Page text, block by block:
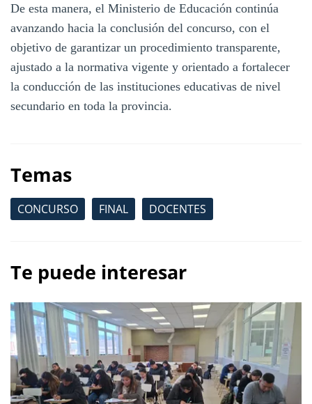
De esta manera, el Ministerio de Educación continúa
avanzando hacia la conclusión del concurso, con el
objetivo de garantizar un procedimiento transparente,
ajustado a la normativa vigente y orientado a fortalecer
la conducción de las instituciones educativas de nivel
secundario en toda la provincia.
Temas
CONCURSO FINAL DOCENTES
Te puede interesar